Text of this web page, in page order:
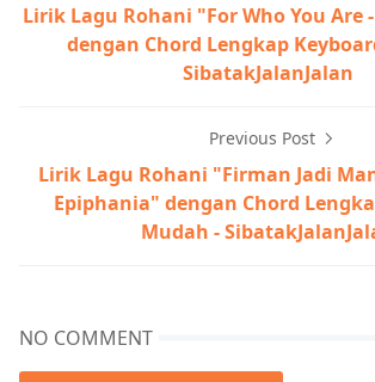
Lirik Lagu Rohani "For Who You Are
dengan Chord Lengkap
SibatakJalanJalan
Previous Post
Lirik Lagu Rohani "Firman Jadi
Epiphania" dengan Chord
Mudah -
NO COMMENT